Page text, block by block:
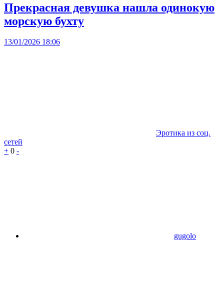
Прекрасная девушка нашла одинокую
морскую бухту
13/01/2026 18:06
Эротика из соц.
сетей
+ 0 -
gugolo